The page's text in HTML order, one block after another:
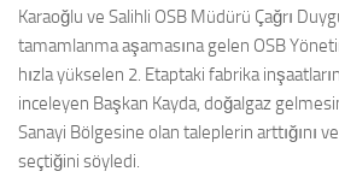
Karaoğlu ve Salihli OSB Müdürü Çağrı
tamamlanma aşamasına gelen OSB
hızla yükselen 2. Etaptaki fabrika
inceleyen Başkan Kayda, doğalgaz
Sanayi Bölgesine olan taleplerin arttığını
seçtiğini söyledi.